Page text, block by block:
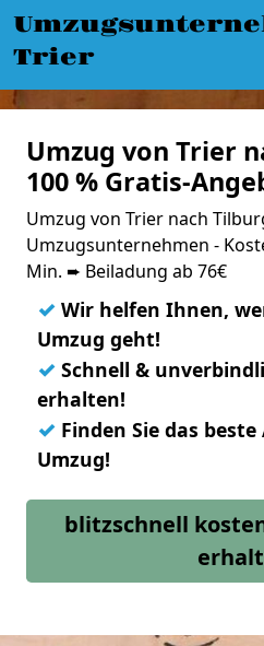
Trier
Umzug von Trier
100 % Gratis-
Umzug von Trier nach
Umzugsunternehmen -
Min. ➨ Beiladung ab 76€
✓ Wir helfen Ihnen,
Umzug geht!
✓ Schnell &
erhalten!
✓ Finden Sie das
Umzug!
blitzschnell